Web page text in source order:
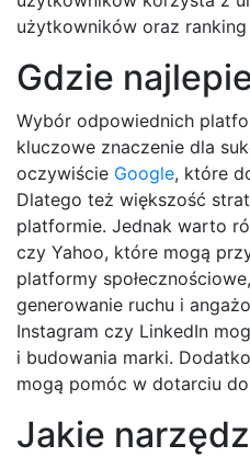
użytkowników oraz
Gdzie
Wybór odpowiednich
kluczowe znaczenie dla
oczywiście Google, które
Dlatego też większość
platformie. Jednak warto
czy Yahoo, które mogą
platformy
generowanie ruchu i
Instagram czy LinkedIn
i budowania marki.
mogą pomóc w dotarciu
Jakie